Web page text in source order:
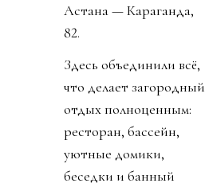
Астана — Караганда,
82.
Здесь объединили всё,
что делает загородный
отдых полноценным:
ресторан, бассейн,
уютные домики,
беседки и банный